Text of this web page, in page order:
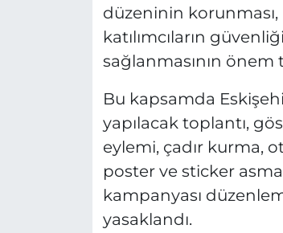
düzeninin
katılımcıların
sağlanmasının önem
Bu kapsamda
yapılacak toplantı,
eylemi, çadır kurma,
poster ve sticker
kampanyası
yasaklandı.